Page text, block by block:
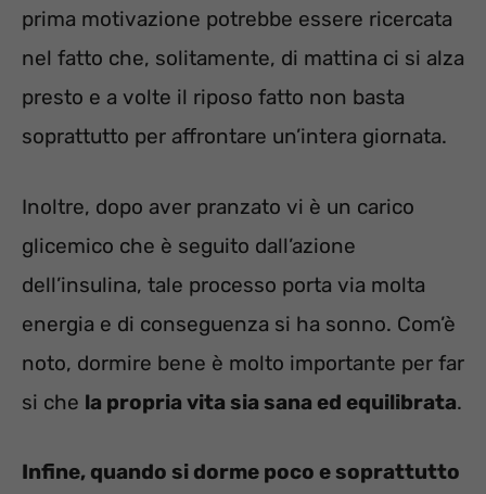
prima motivazione potrebbe essere ricercata
nel fatto che, solitamente, di mattina ci si alza
presto e a volte il riposo fatto non basta
soprattutto per affrontare un’intera giornata.
Inoltre, dopo aver pranzato vi è un carico
glicemico che è seguito dall’azione
dell’insulina, tale processo porta via molta
energia e di conseguenza si ha sonno. Com’è
noto, dormire bene è molto importante per far
si che la propria vita sia sana ed equilibrata.
Infine, quando si dorme poco e soprattutto